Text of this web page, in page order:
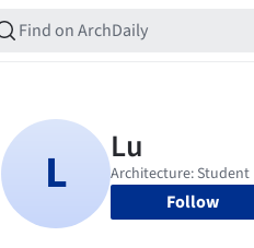
Follow